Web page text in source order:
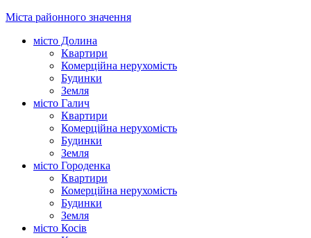
Міста районного значення
місто Долина
Квартири
Комерційна нерухомість
Будинки
Земля
місто Галич
Квартири
Комерційна нерухомість
Будинки
Земля
місто Городенка
Квартири
Комерційна нерухомість
Будинки
Земля
місто Косів